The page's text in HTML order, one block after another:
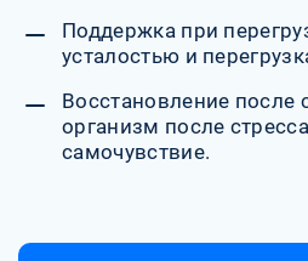
Поддержка при
усталостью и
Восстановление после
организм после
самочувствие.